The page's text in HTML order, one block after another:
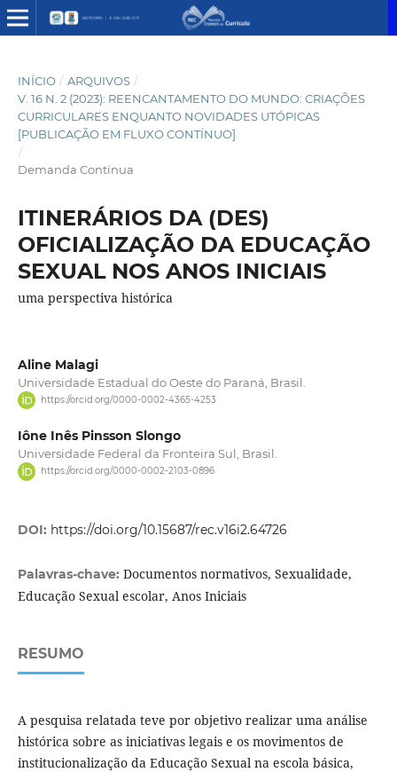
INÍCIO / ARQUIVOS /
V. 16 N. 2 (2023): REENCANTAMENTO DO MUNDO: CRIAÇÕES
CURRICULARES ENQUANTO NOVIDADES UTÓPICAS
[PUBLICAÇÃO EM FLUXO CONTÍNUO]
/
Demanda Contínua
ITINERÁRIOS DA (DES)
OFICIALIZAÇÃO DA EDUCAÇÃO
SEXUAL NOS ANOS INICIAIS
uma perspectiva histórica
Aline Malagi
Universidade Estadual do Oeste do Paraná, Brasil.
https://orcid.org/0000-0002-4365-4253
Iône Inês Pinsson Slongo
Universidade Federal da Fronteira Sul, Brasil.
https://orcid.org/0000-0002-2103-0896
DOI: https://doi.org/10.15687/rec.v16i2.64726
Palavras-chave: Documentos normativos, Sexualidade,
Educação Sexual escolar, Anos Iniciais
RESUMO
A pesquisa relatada teve por objetivo realizar uma análise
histórica sobre as iniciativas legais e os movimentos de
institucionalização da Educação Sexual na escola básica,